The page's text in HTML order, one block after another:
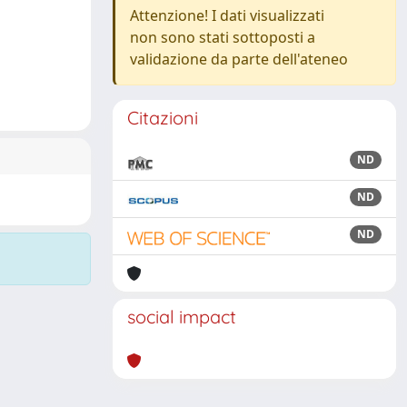
Attenzione! I dati visualizzati
non sono stati sottoposti a
validazione da parte dell'ateneo
Citazioni
ND
ND
ND
social impact